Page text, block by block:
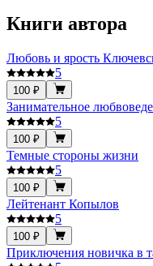
Книги автора
Любовь и ярость
5
100 ₽
Занимательное
5
100 ₽
Темные стороны жизни
5
100 ₽
Лейтенант Копылов
5
100 ₽
Приключения новичка в